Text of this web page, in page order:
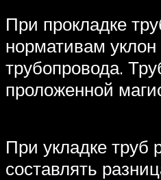
При прокладке
нормативам
трубопровода.
проложенной
При укладке труб
составлять